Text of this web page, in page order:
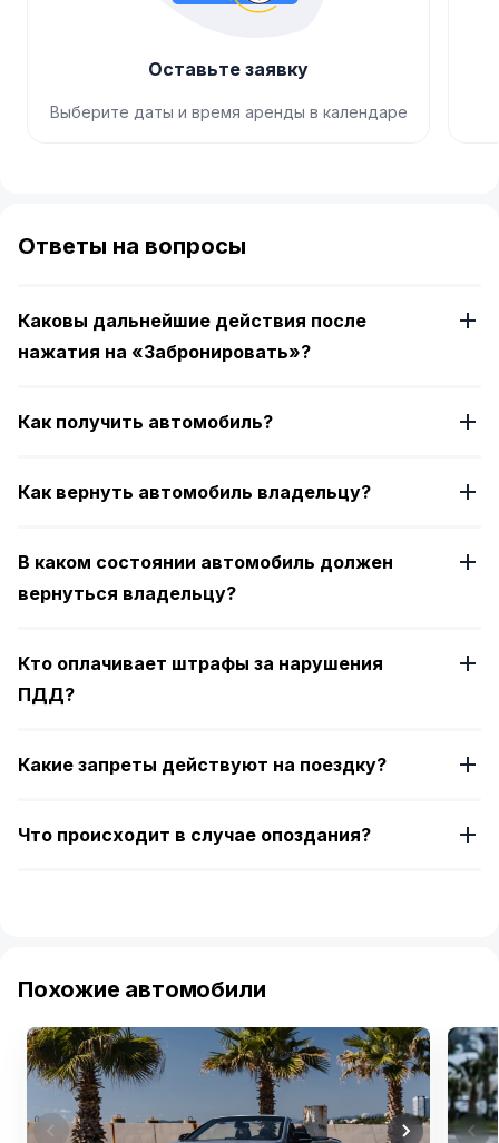
Оставьте заявку
Выберите даты и время аренды в календаре
of
4
Ответы на вопросы
Каковы дальнейшие действия после
нажатия на «Забронировать»?
Как получить автомобиль?
Как вернуть автомобиль владельцу?
В каком состоянии автомобиль должен
вернуться владельцу?
Кто оплачивает штрафы за нарушения
ПДД?
Какие запреты действуют на поездку?
Что происходит в случае опоздания?
Похожие автомобили